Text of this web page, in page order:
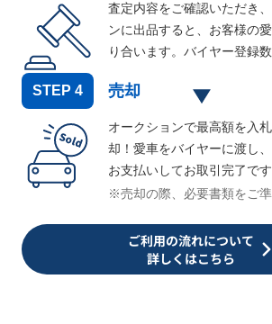
査定内容をご確認いただき
ンに出品すると、お客様の
り合います。バイヤー登録
STEP 4 売却
オークションで最高額を入
却！愛車をバイヤーに渡し
お支払いしてお取引完了です
※売却の際、必要書類をご準
ご利用の流れについて
詳しくはこちら